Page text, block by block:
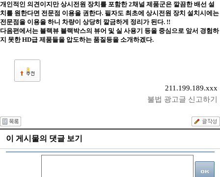
개인적인 의견이지만 상시전원 장치를 포함한 2채널 제품군은 깔끔한 배선 설
치를 원한다면 전문점 이용을 권한다. 필자도 최초에 상시전원 장치 설치시에는
전문점을 이용을 하니 차량이 상당히 깔금하게 정리가 된다. !!
다음편에서는 블랙뷰 블랙박스의 뷰어 및 실 사용기 등을 중심으로 앞서 경험하
지 못한 HD급 제품들을 압도하는 품질등을 소개하겠다.
8
211.199.189.xxx
불법 광고글 신고하기
이 게시물의 댓글 보기